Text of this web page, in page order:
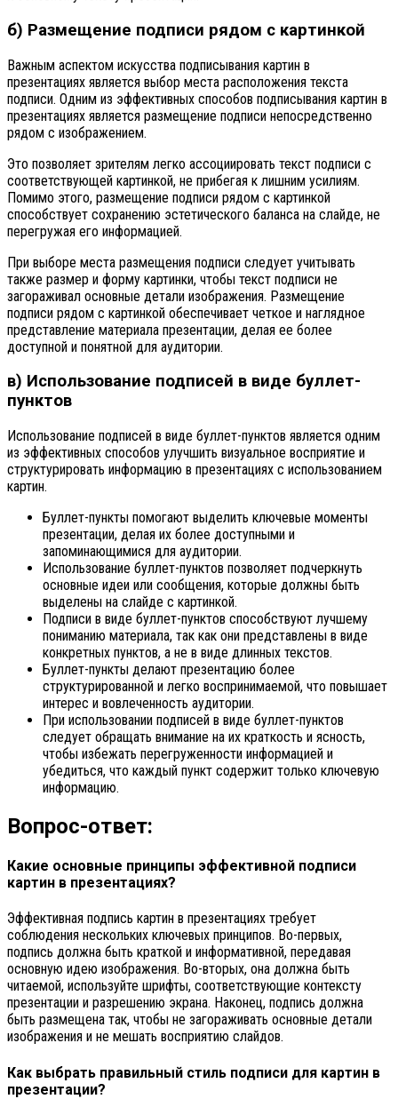
б) Размещение подписи рядом с картинкой
Важным аспектом искусства подписывания картин в
презентациях является выбор места расположения текста
подписи. Одним из эффективных способов подписывания картин в
презентациях является размещение подписи непосредственно
рядом с изображением.
Это позволяет зрителям легко ассоциировать текст подписи с
соответствующей картинкой, не прибегая к лишним усилиям.
Помимо этого, размещение подписи рядом с картинкой
способствует сохранению эстетического баланса на слайде, не
перегружая его информацией.
При выборе места размещения подписи следует учитывать
также размер и форму картинки, чтобы текст подписи не
загораживал основные детали изображения. Размещение
подписи рядом с картинкой обеспечивает четкое и наглядное
представление материала презентации, делая ее более
доступной и понятной для аудитории.
в) Использование подписей в виде буллет-
пунктов
Использование подписей в виде буллет-пунктов является одним
из эффективных способов улучшить визуальное восприятие и
структурировать информацию в презентациях с использованием
картин.
Буллет-пункты помогают выделить ключевые моменты
презентации, делая их более доступными и
запоминающимися для аудитории.
Использование буллет-пунктов позволяет подчеркнуть
основные идеи или сообщения, которые должны быть
выделены на слайде с картинкой.
Подписи в виде буллет-пунктов способствуют лучшему
пониманию материала, так как они представлены в виде
конкретных пунктов, а не в виде длинных текстов.
Буллет-пункты делают презентацию более
структурированной и легко воспринимаемой, что повышает
интерес и вовлеченность аудитории.
При использовании подписей в виде буллет-пунктов
следует обращать внимание на их краткость и ясность,
чтобы избежать перегруженности информацией и
убедиться, что каждый пункт содержит только ключевую
информацию.
Вопрос-ответ:
Какие основные принципы эффективной подписи
картин в презентациях?
Эффективная подпись картин в презентациях требует
соблюдения нескольких ключевых принципов. Во-первых,
подпись должна быть краткой и информативной, передавая
основную идею изображения. Во-вторых, она должна быть
читаемой, используйте шрифты, соответствующие контексту
презентации и разрешению экрана. Наконец, подпись должна
быть размещена так, чтобы не загораживать основные детали
изображения и не мешать восприятию слайдов.
Как выбрать правильный стиль подписи для картин в
презентации?